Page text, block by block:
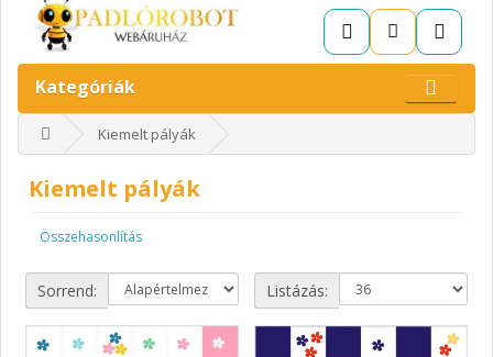
Kategóriák
Kiemelt pályák
Kiemelt pályák
Összehasonlítás
Sorrend: Listázás: